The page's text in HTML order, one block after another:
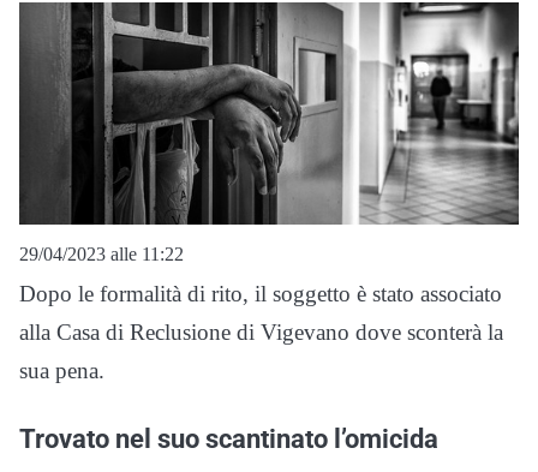
29/04/2023 alle 11:22
Dopo le formalità di rito, il soggetto è stato associato
alla Casa di Reclusione di Vigevano dove sconterà la
sua pena.
Trovato nel suo scantinato l’omicida